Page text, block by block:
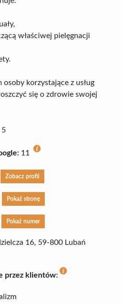
właściwej pielęgnacji
korzystające z usług
się o zdrowie swojej
5
11
Zobacz profil
Pokaż stronę
Pokaż numer
16, 59-800 Lubań
przez klientów: